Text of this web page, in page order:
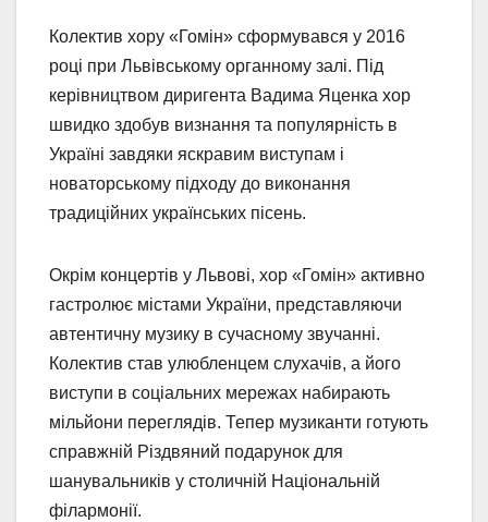
Колектив хору «Гомін» сформувався у 2016
році при Львівському органному залі. Під
керівництвом диригента Вадима Яценка хор
швидко здобув визнання та популярність в
Україні завдяки яскравим виступам і
новаторському підходу до виконання
традиційних українських пісень.
Окрім концертів у Львові, хор «Гомін» активно
гастролює містами України, представляючи
автентичну музику в сучасному звучанні.
Колектив став улюбленцем слухачів, а його
виступи в соціальних мережах набирають
мільйони переглядів. Тепер музиканти готують
справжній Різдвяний подарунок для
шанувальників у столичній Національній
філармонії.